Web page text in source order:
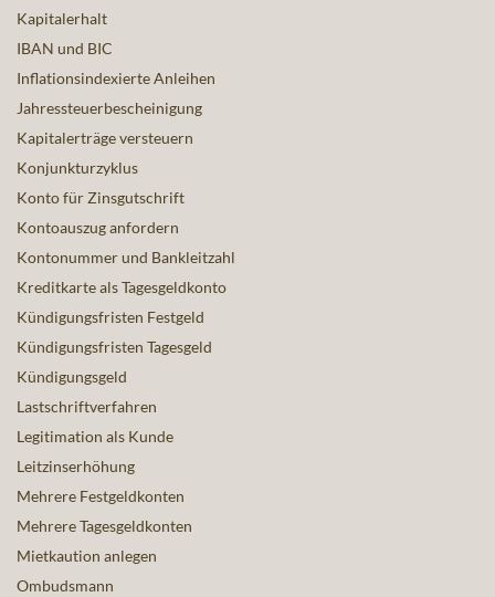
Kapitalerhalt
IBAN und BIC
Inflationsindexierte Anleihen
Jahressteuerbescheinigung
Kapitalerträge versteuern
Konjunkturzyklus
Konto für Zinsgutschrift
Kontoauszug anfordern
Kontonummer und Bankleitzahl
Kreditkarte als Tagesgeldkonto
Kündigungsfristen Festgeld
Kündigungsfristen Tagesgeld
Kündigungsgeld
Lastschriftverfahren
Legitimation als Kunde
Leitzinserhöhung
Mehrere Festgeldkonten
Mehrere Tagesgeldkonten
Mietkaution anlegen
Ombudsmann